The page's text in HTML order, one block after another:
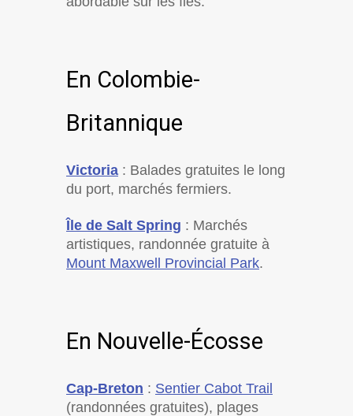
En Colombie-
Britannique
Victoria : Balades gratuites le long
du port, marchés fermiers.
Île de Salt Spring : Marchés
artistiques, randonnée gratuite à
Mount Maxwell Provincial Park.
En Nouvelle-Écosse
Cap-Breton : Sentier Cabot Trail
(randonnées gratuites), plages